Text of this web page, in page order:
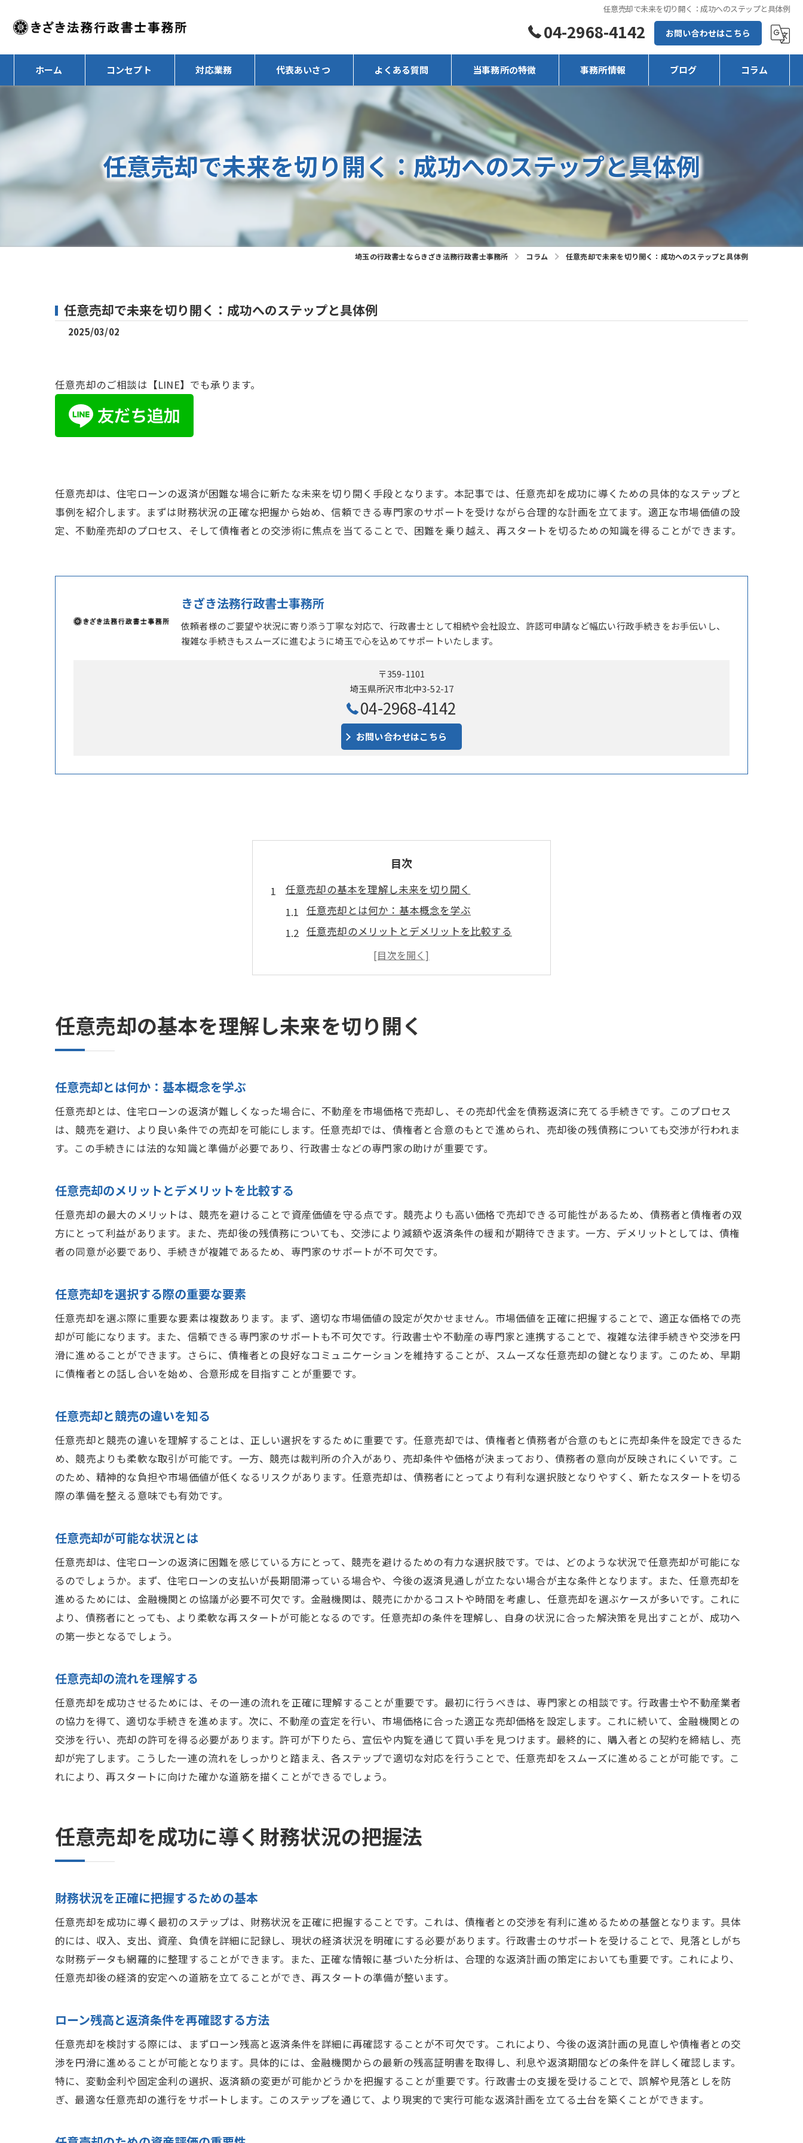
任意売却で未来を切り開く：成功へのステップと具体例
04-2968-4142 お問い合わせはこちら
ホーム コンセプト 対応業務 代表あいさつ よくある質問 当事務所の特徴
任意売却
相続
遺言
後見人
不動産
事務所情報 ブログ コラム
任意売却で未来を切り開く：成功へのステップと具体例
埼玉の行政書士ならきざき法務行政書士事務所 コラム 任意売却で未来を切り開く：成功へのステップと具体例
任意売却で未来を切り開く：成功へのステップと具体例
2025/03/02
任意売却のご相談は【LINE】でも承ります。
任意売却は、住宅ローンの返済が困難な場合に新たな未来を切り開く手段となります。本記事では、任意売却を成功に導くための具体的なステップと
事例を紹介します。まずは財務状況の正確な把握から始め、信頼できる専門家のサポートを受けながら合理的な計画を立てます。適正な市場価値の設
定、不動産売却のプロセス、そして債権者との交渉術に焦点を当てることで、困難を乗り越え、再スタートを切るための知識を得ることができます。
きざき法務行政書士事務所
依頼者様のご要望や状況に寄り添う丁寧な対応で、行政書士として相続や会社設立、許認可申請など幅広い行政手続きをお手伝いし、
複雑な手続きもスムーズに進むように埼玉で心を込めてサポートいたします。
〒359-1101
埼玉県所沢市北中3-52-17
04-2968-4142
お問い合わせはこちら
目次
任意売却の基本を理解し未来を切り開く
任意売却とは何か：基本概念を学ぶ
任意売却のメリットとデメリットを比較する
任意売却を選択する際の重要な要素
任意売却と競売の違いを知る
任意売却の流れを理解する
任意売却を成功に導く財務状況の把握法
専門家による財務診断の活用
任意売却に向けた負債整理の手法
専門家のサポートで任意売却を円滑に進める
行政書士による法的サポートの活用
不動産エージェントとの連携で売却を成功させる
市場価値を適正に設定するためのステップ
市場調査による適正価格の把握
競合物件との比較で価格を設定
適切な販売戦略の策定
価格交渉を有利に進めるための準備
任意売却で知っておくべき債権者との交渉術
交渉の場で気を付けるポイント
債権者との合意形成のプロセス
交渉結果を最大限に活用する方法
実例から学ぶ任意売却の成功事例
任意売却を成功に導いた戦略を分析
顧客の声から学ぶ任意売却の実態
事例に基づく任意売却の成功条件
任意売却後の新たなスタートに向けた計画
任意売却後の信用情報の管理
任意売却による資金活用で生活を再構築する方法
得られた資金を効果的に活用する方法
新しい投資先の選定とその注意点
任意売却による資金で生活を安定させる
長期的な資産運用戦略の構築
任意売却の基本を理解し未来を切り開く
任意売却とは何か：基本概念を学ぶ
任意売却とは、住宅ローンの返済が難しくなった場合に、不動産を市場価格で売却し、その売却代金を債務返済に充てる手続きです。このプロセス
は、競売を避け、より良い条件での売却を可能にします。任意売却では、債権者と合意のもとで進められ、売却後の残債務についても交渉が行われま
す。この手続きには法的な知識と準備が必要であり、行政書士などの専門家の助けが重要です。
任意売却のメリットとデメリットを比較する
任意売却の最大のメリットは、競売を避けることで資産価値を守る点です。競売よりも高い価格で売却できる可能性があるため、債務者と債権者の双
方にとって利益があります。また、売却後の残債務についても、交渉により減額や返済条件の緩和が期待できます。一方、デメリットとしては、債権
者の同意が必要であり、手続きが複雑であるため、専門家のサポートが不可欠です。
任意売却を選択する際の重要な要素
任意売却を選ぶ際に重要な要素は複数あります。まず、適切な市場価値の設定が欠かせません。市場価値を正確に把握することで、適正な価格での売
却が可能になります。また、信頼できる専門家のサポートも不可欠です。行政書士や不動産の専門家と連携することで、複雑な法律手続きや交渉を円
滑に進めることができます。さらに、債権者との良好なコミュニケーションを維持することが、スムーズな任意売却の鍵となります。このため、早期
に債権者との話し合いを始め、合意形成を目指すことが重要です。
任意売却と競売の違いを知る
任意売却と競売の違いを理解することは、正しい選択をするために重要です。任意売却では、債権者と債務者が合意のもとに売却条件を設定できるた
め、競売よりも柔軟な取引が可能です。一方、競売は裁判所の介入があり、売却条件や価格が決まっており、債務者の意向が反映されにくいです。こ
のため、精神的な負担や市場価値が低くなるリスクがあります。任意売却は、債務者にとってより有利な選択肢となりやすく、新たなスタートを切る
際の準備を整える意味でも有効です。
任意売却が可能な状況とは
任意売却は、住宅ローンの返済に困難を感じている方にとって、競売を避けるための有力な選択肢です。では、どのような状況で任意売却が可能にな
るのでしょうか。まず、住宅ローンの支払いが長期間滞っている場合や、今後の返済見通しが立たない場合が主な条件となります。また、任意売却を
進めるためには、金融機関との協議が必要不可欠です。金融機関は、競売にかかるコストや時間を考慮し、任意売却を選ぶケースが多いです。これに
より、債務者にとっても、より柔軟な再スタートが可能となるのです。任意売却の条件を理解し、自身の状況に合った解決策を見出すことが、成功へ
の第一歩となるでしょう。
任意売却の流れを理解する
任意売却を成功させるためには、その一連の流れを正確に理解することが重要です。最初に行うべきは、専門家との相談です。行政書士や不動産業者
の協力を得て、適切な手続きを進めます。次に、不動産の査定を行い、市場価格に合った適正な売却価格を設定します。これに続いて、金融機関との
交渉を行い、売却の許可を得る必要があります。許可が下りたら、宣伝や内覧を通じて買い手を見つけます。最終的に、購入者との契約を締結し、売
却が完了します。こうした一連の流れをしっかりと踏まえ、各ステップで適切な対応を行うことで、任意売却をスムーズに進めることが可能です。こ
れにより、再スタートに向けた確かな道筋を描くことができるでしょう。
任意売却を成功に導く財務状況の把握法
財務状況を正確に把握するための基本
任意売却を成功に導く最初のステップは、財務状況を正確に把握することです。これは、債権者との交渉を有利に進めるための基盤となります。具体
的には、収入、支出、資産、負債を詳細に記録し、現状の経済状況を明確にする必要があります。行政書士のサポートを受けることで、見落としがち
な財務データも網羅的に整理することができます。また、正確な情報に基づいた分析は、合理的な返済計画の策定においても重要です。これにより、
任意売却後の経済的安定への道筋を立てることができ、再スタートの準備が整います。
ローン残高と返済条件を再確認する方法
任意売却を検討する際には、まずローン残高と返済条件を詳細に再確認することが不可欠です。これにより、今後の返済計画の見直しや債権者との交
渉を円滑に進めることが可能となります。具体的には、金融機関からの最新の残高証明書を取得し、利息や返済期間などの条件を詳しく確認します。
特に、変動金利や固定金利の選択、返済額の変更が可能かどうかを把握することが重要です。行政書士の支援を受けることで、誤解や見落としを防
ぎ、最適な任意売却の進行をサポートします。このステップを通じて、より現実的で実行可能な返済計画を立てる土台を築くことができます。